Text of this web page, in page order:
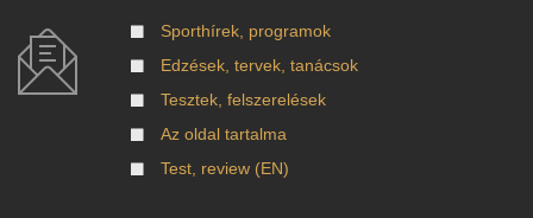
Sporthírek, programok
Edzések, tervek, tanácsok
Tesztek, felszerelések
Az oldal tartalma
Test, review (EN)